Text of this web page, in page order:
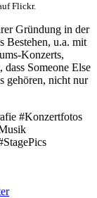
Flickr.
Gründung in der
Bestehen, u.a. mit
Konzerts,
Someone Else
gehören, nicht nur
#Konzertfotos